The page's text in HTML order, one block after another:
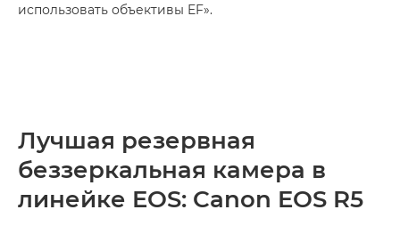
использовать объективы EF».
Лучшая резервная
беззеркальная камера в
линейке EOS: Canon EOS R5